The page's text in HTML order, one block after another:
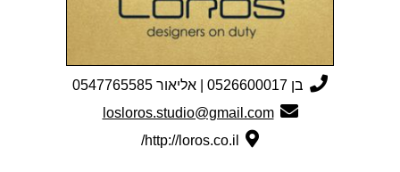
בן 0526600017 | אליאור 0547765585
losloros.studio@gmail.com
http://loros.co.il/